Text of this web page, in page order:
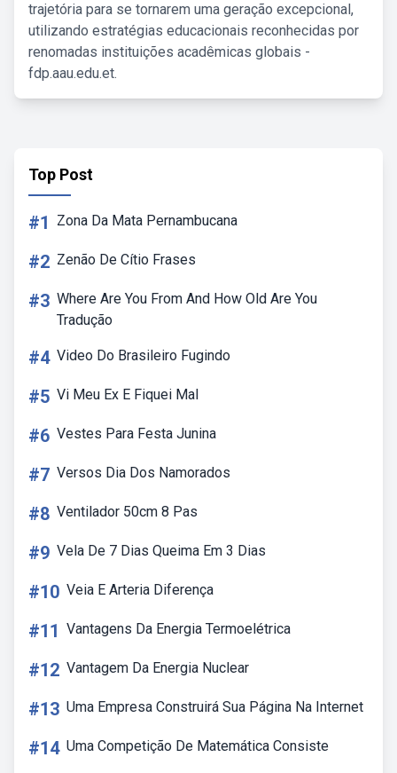
trajetória para se tornarem uma geração excepcional,
utilizando estratégias educacionais reconhecidas por
renomadas instituições acadêmicas globais -
fdp.aau.edu.et.
Top Post
#1 Zona Da Mata Pernambucana
#2 Zenão De Cítio Frases
#3 Where Are You From And How Old Are You
Tradução
#4 Video Do Brasileiro Fugindo
#5 Vi Meu Ex E Fiquei Mal
#6 Vestes Para Festa Junina
#7 Versos Dia Dos Namorados
#8 Ventilador 50cm 8 Pas
#9 Vela De 7 Dias Queima Em 3 Dias
#10 Veia E Arteria Diferença
#11 Vantagens Da Energia Termoelétrica
#12 Vantagem Da Energia Nuclear
#13 Uma Empresa Construirá Sua Página Na Internet
#14 Uma Competição De Matemática Consiste